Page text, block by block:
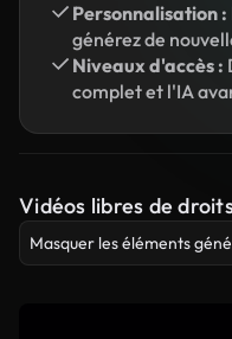
Personnalisation :
générez de
Niveaux d'accès :
complet et l'IA
Vidéos libres de
Masquer les éléments